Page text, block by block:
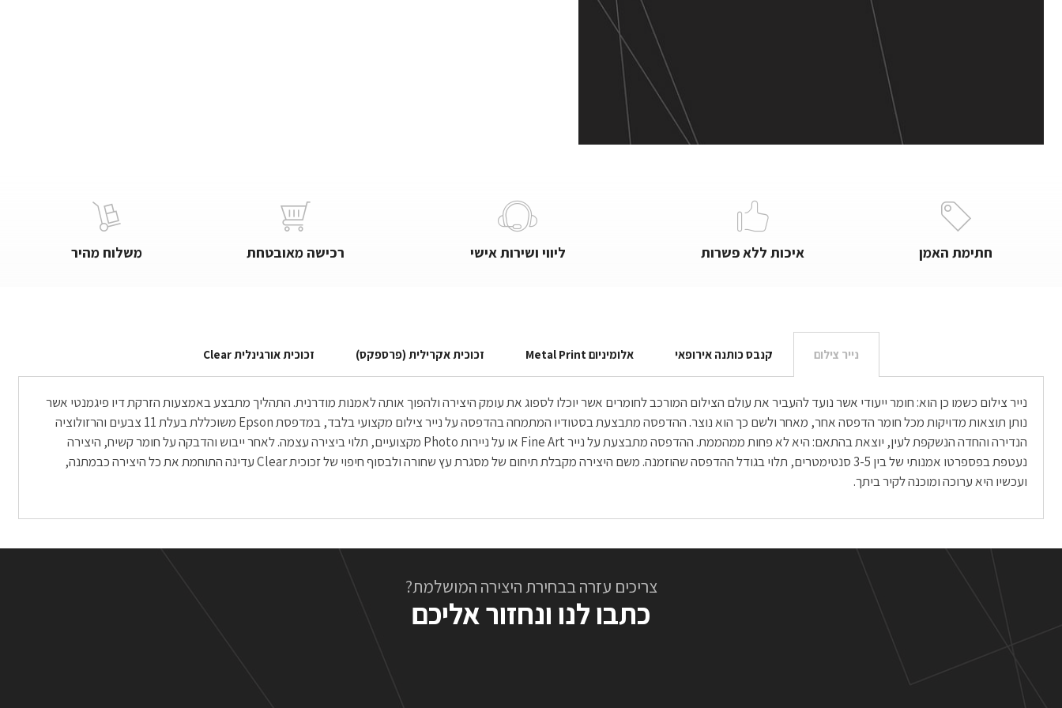
חתימת האמן איכות ללא פשרות ליווי ושירות אישי רכישה מאובטחת משלוח מהיר
נייר צילום קנבס כותנה אירופאי אלומיניום Metal Print זכוכית אקרילית (פרספקס) זכוכית אורגינלית Clear
נייר צילום כשמו כן הוא: חומר ייעודי אשר נועד להעביר את עולם הצילום המורכב לחומרים אשר יוכלו לספוג את עומק היצירה ולהפוך אותה לאמנות מודרנית. התהליך מתבצע באמצעות הזרקת דיו פיגמנטי אשר
נותן תוצאות מדויקות מכל חומר הדפסה אחר, מאחר ולשם כך הוא נוצר. ההדפסה מתבצעת בסטודיו המתמחה בהדפסה על נייר צילום מקצועי בלבד, במדפסת Epson משוכללת בעלת 11 צבעים והרזולוציה
הנדירה והחדה הנשקפת לעין, יוצאת בהתאם: היא לא פחות ממהממת. ההדפסה מתבצעת על נייר Fine Art או על ניירות Photo מקצועיים, תלוי ביצירה עצמה. לאחר ייבוש והדבקה על חומר קשיח, היצירה
נעטפת בפספרטו אמנותי של בין 3-5 סנטימטרים, תלוי בגודל ההדפסה שהוזמנה. משם היצירה מקבלת תיחום של מסגרת עץ שחורה ולבסוף חיפוי של זכוכית Clear עדינה התוחמת את כל היצירה כבמתנה,
ועכשיו היא ערוכה ומוכנה לקיר ביתך.
צריכים עזרה בבחירת היצירה המושלמת?
כתבו לנו ונחזור אליכם